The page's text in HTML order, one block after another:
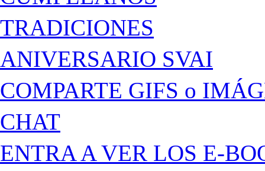
TRADICIONES
ANIVERSARIO SVAI
COMPARTE GIFS o
CHAT
ENTRA A VER LOS E-